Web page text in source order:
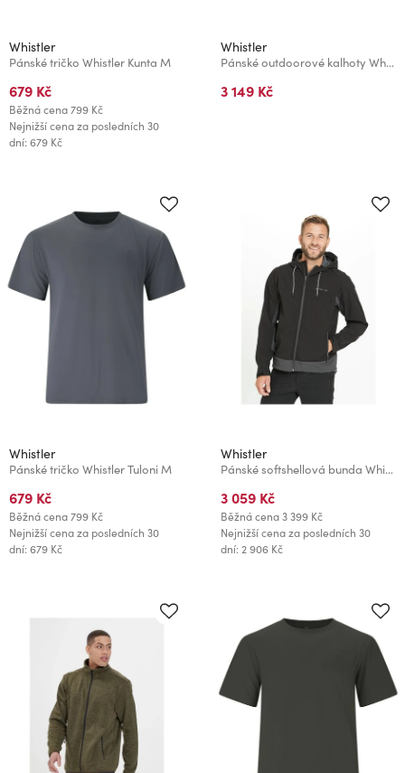
Whistler
Pánské tričko Whistler Kunta M
679 Kč
Běžná cena799 Kč
Nejnižší cena za posledních 30
dní: 679 Kč
Whistler
Pánské outdoorové kalhoty Whistler WANDER
3 149 Kč
Whistler
Pánské tričko Whistler Tuloni M
679 Kč
Běžná cena799 Kč
Nejnižší cena za posledních 30
dní: 679 Kč
Whistler
Pánské softshellová bunda Whistler Ryder M
3 059 Kč
Běžná cena3 399 Kč
Nejnižší cena za posledních 30
dní: 2 906 Kč